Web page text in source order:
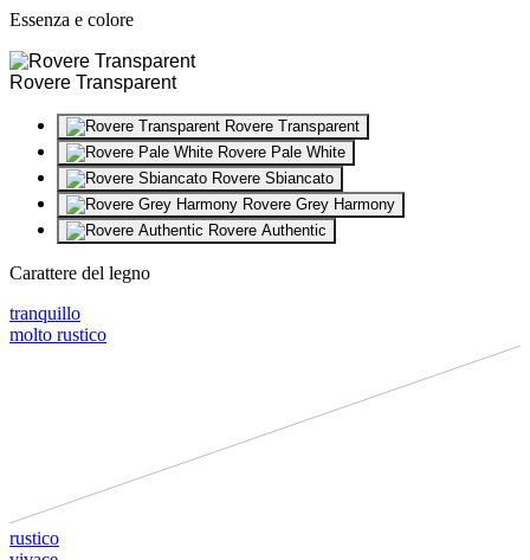
Essenza e colore
Rovere Transparent
Rovere Transparent
Rovere Pale White
Rovere Sbiancato
Rovere Grey Harmony
Rovere Authentic
Carattere del legno
tranquillo
molto rustico
rustico